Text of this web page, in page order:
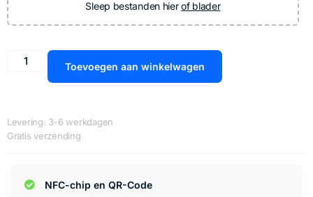
Sleep bestanden hierof blader
Toevoegen aan winkelwagen
Levering: 3-6 werkdagen
Gratis verzending
NFC-chip en QR-Code